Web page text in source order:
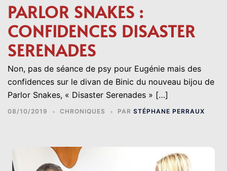
PARLOR SNAKES :
CONFIDENCES DISASTER
SERENADES
Non, pas de séance de psy pour Eugénie mais des
confidences sur le divan de Binic du nouveau bijou de
Parlor Snakes, « Disaster Serenades » […]
08/10/2019 CHRONIQUES PAR STÉPHANE PERRAUX